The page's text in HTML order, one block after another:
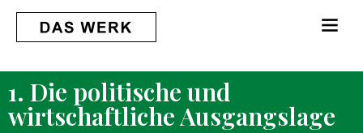
1. Die politische und
wirtschaftliche Ausgangslage